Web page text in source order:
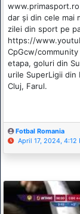
dar și din cele mai
zilei din sport pe
https://
CpGcw/community
etapa, goluri din
urile SuperLigii din
Cluj, Farul.
Fotbal Romania
April 17, 2024, 4:12